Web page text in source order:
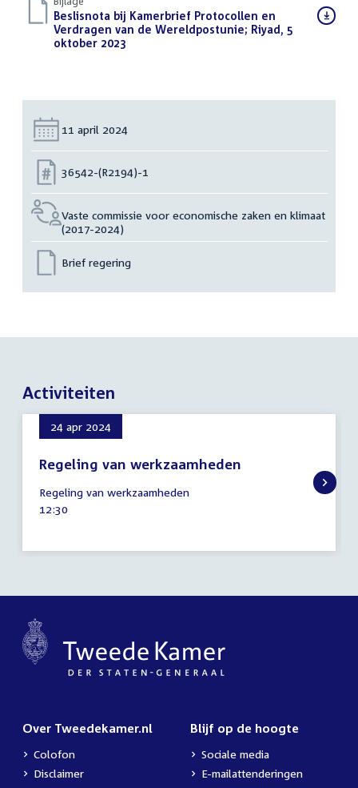
Download
bestand:
Beslisnota bij Kamerbrief Protocollen en
Verdragen van de Wereldpostunie; Riyad, 5
oktober 2023
Datum:
11 april 2024
Nummer:
36542-(R2194)-1
Vaste commissie voor economische zaken en klimaat
(2017-2024)
Brief regering
Activiteiten
24 apr 2024
Regeling van werkzaamheden
april
2024
Regeling van werkzaamheden
Tijd
12:30
Over Tweedekamer.nl
Colofon
Disclaimer
Blijf op de hoogte
Sociale media
E-mailattenderingen